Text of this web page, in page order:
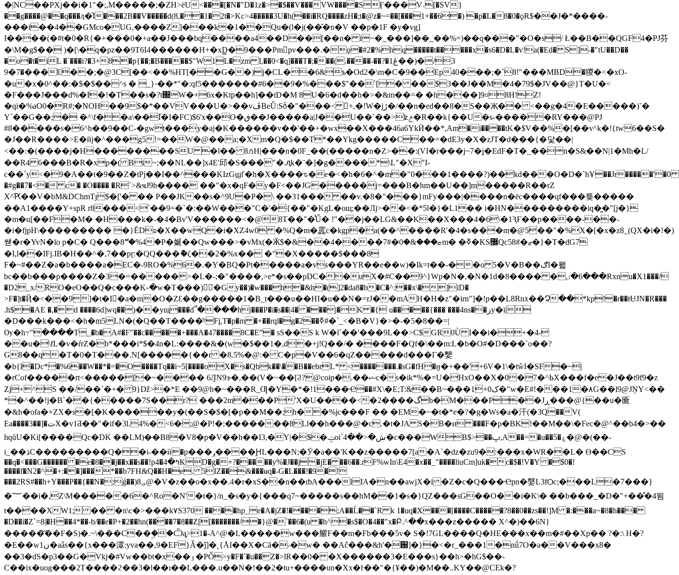
�|NC��PXj��i�1"�;,M�����;�ZH>ёU<���[�N�"D�1z�>�$��V���VW����SӺ���V˓[�SV}
��g����@��q���ӆ�֘I���2B��V�����d(8,��1�2t�>Kc>4�����3U�h(��i�RQ����zH�;t�@z�~=��[���1+��6�) �p�L�8�0�ϙR$��J�*����-
���i��4��GMco�UG,����Z]���k�1��Qu�(l�j(��̆�n�V ��p�1F �y�vg]
I����(�#t�0�R{�+���0�+a��J���bq����a4��D��[��n� i~�_���]��_��%=)��q���"�O�s/ Ł��B��QGF4�PJ芬
�\M�g$�� )�[\�q�pz��9T6I4������H+�xD̳�9���Pmpv���.�ϙ�#2�%hq�����t�����x�s6�D�L�v!a(�Ed� S]-�"tU��D��
�o�t�iL �`���i?�3+8�p{��;�B�����$"W1L�zm I,��0<�q]���T�;���(.����-��?�1ڠ��)�3/
�7�9���E��;�@3C[��<��%HT[��G��)j�CL��6&ъ�Od2�\m�C�9��Ep40���;�`8!"���МBD�猣�<�xO-
�u�x�0^��:�$�$��^s � _}⁃��*"�:qf5�������#6��9�%���$"��`[� ��$3��J��M�4�79$�JV��@}T�U�<
�F���J���d%�I�!�T��s�?t΀W�+6x�Ktp��h]��tD�M 8U�6�d��h�>�&m��=� �h���]9¤8H!Z!
�qi�%aO0�R#;�NOH��9$�*��VV���U�>��vڦBeǓ:Sȭ�"���< 󌼞+,�!W�jڙ�/��n�ed��8�S��Җ�� <��g�4�E�����)˘�
Y`��G��;� �^\f��a\��߫I�I�FC)$6'x��O�ڧ��J�����a|J��U��`��>ʫݲ�R��k{��U�s-�����RY���@PJ
#8�����s�6^h��9��C-�gwt���y�aj�K������v��'��+�wx��X���46а6YkӤ��*,Am�i����tΚ�$V��%�[��v^k�!{tw6��S�
�J��R����>E�йj�^���g5!=��W�@��a;�Xm�Q�$��T*��Ykg�����C��=�dE3y�X�zJT�d���{�닻��|
<��:�(����j�H��������SU �l�� 8ꮑH|���n�0F_��(�����n�Z>��:(VI�r���j~7�ʝ�EdF�T�_��n�S&��N|1�Mh�L/
��R4 6���B�R�xp�( Bi~;��NL��]x4E'邱�S���"�.ԯk�ˉ�]�g����*\L"�X"I-
c��`y<�9�A��t�9��Z�tPj��I��^���KIzGϣľ�h�X����ԏ�e�<�h�6�^�m�"0���1����?)��kd���O�D�`hҰ��Jr�����'�0
�#g��7�<� c� �O���� �R΄>&ҹJ9һ���� ��"�x�qF�y�F<��JG�����j=���B�hm��U��]m�����R��rZ
X^҅Ԗ��V�bM&DChmTȷ$�['� �� P��JK��s�^9U�P�\ ��31��� ��v.�8�"���}mFy���|����n�ëc����qf���틎�����
��A1����Y+spR r8���<`��9=�`�:��W���"C�'�{��"�KgL�oщ;��Лj>��<�*5l�}�L1�� i�HN���������iq�̼�"[j�}
�m�u[��F�M� �H���k�-�4�Bv'V������<�@8T��"�̾Ű� !"��j��LG&��K��X���4�6\�1ԆҒ��p����-��-
�i�fjpH\��������� �}ĔDʚ�X��wQ�i�XZ4w0 �%Q�m�靁c�kgp�a(��^����R'�4�s���m�@5��"�%X�[�x�z8_(QX�i�!�)
썓�r�YvN�īo p�C� Q���8ޭ"�%4�P�娫��Qw���>�vMx(�Ӂ$�&��4����ޏ���&�0�#7m� �ߧ�KS޼Qc58#�ޒ�}�T�dG7
�I,l��IFj.IB�Н��^�,7��pɽ:�QQ���ާ�ζ��2�%x�� �"�X�����$���8
F�~#��Z�a�b����a�EC�-9RO�%6�.�Y�BQ�Pt�����a�vs���YR��e��w)�Ik=t��-��o 5�V�B��ګI�퐯
bc��b���p����Z�3�=�����>�L�-;�"����,>e*�s��pDC��uX�#C��9^}Wp�N�,�N�1d�8���� �,։�6���Rxnu�X1���/
�D2_x/RΟ�eO��Q�c���K֊�w�T���)�Gy��)�w���h�&h�(]2�da8�b�C�^:��x\�]ïD�
>F�]t�Ҋ�<��9]�t�I�a�m�O�ZƐ��g�����1�B_t���u��HI�u��N�=rJ��mAH�H�z"�irn"]�!p��L8Rnx��Չ��*kp!�r��tɄJN�R���
.h$�AE �,�d ����6d]wq��)��yщ���d՞����h|���P�i�s��|4� ���|�K �{ u�����{��� ���4ns��زy�i|
�D���k���<�h�m5LN�(�Q��T����҄ʸFį,T�p�m �+��rql�g�2��ߧ#�`_<�B�V}�>�-�5�8��=|
Ѹ�h߹"����T_�b�A#�F"��c�����+���A�47����8C�Eˮ� sЅ��S k W�l`��'���9L��>C$GR0Ù I��i�+�4-
��u�\fL�v�ŕrZ�b*���i*$�4n�L:����&�(w�$��1�,d�+j!Q��/� ����F�Qf�\��m:L�b�O#�D���`o��?
G8��q�T�0�T���.N[�����{��r �8.5%�@:� C�p�V��6�qZ�����d���Г�嫛
�b{l�Dc*�%6��W��*�=�O����Tq��i~5[����oX�s�Qbk��\��B��ebrL* <�������.�sG�fH�ӈ�+��'+6V�1\�tŵI�SF�~|
�rCof�����rt<�����[�~���� 6ԒN9ɝ�,��(V�~��[Ϩ?@coip�.��ޝc�s�ik*%�=U�HxO��X�0�7�^ߕX���f�e�J��t9f9�z
Zj+^S ��/��`�+� 9}ǅ>�*E ��9@h�~���R_Ƣ�Y�*�!1���Ҽ��#X\�E;T:&��B~���1+0ک�"w�E#!���1�۸G��l9@JŅY<��
*�^��!j�B`��{�����7S��r? ���2m���P'X�U����<�2����گb�M���P��Jڕ���@{��u�匬
�&h�ofa�+ZX�s�[�K������y�(��S�$�[�p��M��;h��%jc���F �� �EM�~�t�*e�?�g�Ws�a�汗(�3Q��V(
Ea����3��]�تX�v1Ƌ��"�if�3l.4%�<6�;@�P!�;�������8Ll��h���@�c.�t�JA S�B�и ���F�p�BK!��M��\�Fec�@^��b4�>��
hqůU�Ki[����Qc�DK ��LM)��B8�V8�p�V��h��I3,�Y|�$�ݓoi`ش�<��4�c���ԜB$>��ࢠ,A��=�u��5�ۼ�@�(��-
i_��ڌC���������Q��i-��ӣ�p���ݛ����ԨL���N;�Ӯ�a��'K��z�����7[a�A`�ǳ�zu9�:���x�WR��L� Ө��CS
��q�<���G������ �e�8��j��x��s��!p4�ߤ�4KD�g�+?�����y%�J��j�jE� ��6��.rF%wIn\E4�x��_"����liuCm]uk�c�$�!V�Y �$0�!
����f�N2�^�+:��]���*��b7FH&Q��H�e. 5IZ��&���ʉq�-G�L���!�9�!
���2RS#��h+Y���P��{��N�;ǵ��)؈8@�V�z��o�x��.4�r�xS��n��ȸA���lIA�n��awjX�i �Z�c�Q���Ҽpn�媻L3fѺc;���L�7���}
�؅��i�,Z\M�����6�^Ro�N'�t�}/n_�s�y�{���q7~�����s��hM��1�s�}QZ���sG��O��i�K\� ��b���_�D�"+��̐�4뙴
t����XW1; �� �n\c�>���k۷S370 ����hp_e�A�jZ�!����;A��Ĺ��`R k 1�uq�X���[����C�����?8��0��zs��!]M �:���a~�8�h���
�D��i�Z`=8|�H��4*��-b/��e�P+�2��hn(����7�8��Z[[�������/�}@�`��6�(u �h^�s$�O�4��"x�Բ.^��x���z����� X^�)��6N}
�����͝��F�Ѕ)�.~\���C��ۣ��Ѽą֪>1�-A^@�L�����w���䚭F��m�Fb���5v� S�!7GL����Q�HE���x��m�#��Xp�� ?�:\ H�?
�E��wں1�aǡs��{x���潀:yva��,9�EF}Ǎ�ǰ]�˛{ÅI��X�Că�-�w� ��Aĉ���&h'�԰]�}�<�r_���1�nǘ7O�a��V���x8�
��3�dS�p3��G�Vkj�#Vw��bt�x��ۉ�PŐ˃y�F�`�u��Z�>ӏR��0� �X������3�E���s}��h>�hG$��-
C��ix�uog���2T����ϩ��3�l��ı��L���.u��N�!��2�tu+����un�Xx�ŀ��"�{¥��)�M��..KY��@CEk�?